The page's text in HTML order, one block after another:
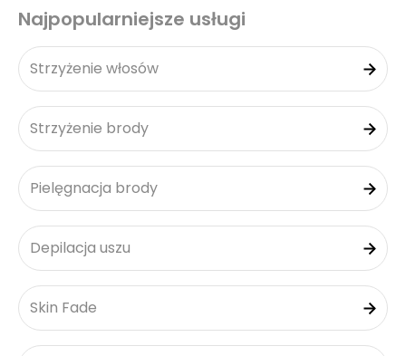
Najpopularniejsze usługi
Strzyżenie włosów
Strzyżenie brody
Pielęgnacja brody
Depilacja uszu
Skin Fade